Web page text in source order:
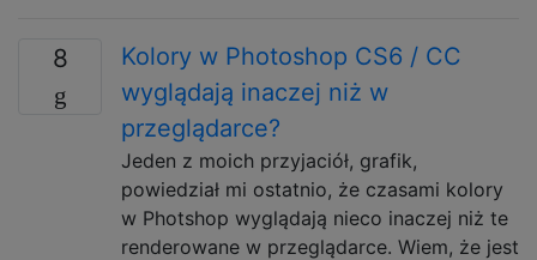
8
Kolory w Photoshop CS6 / CC
wyglądają inaczej niż w
przeglądarce?
Jeden z moich przyjaciół, grafik,
powiedział mi ostatnio, że czasami kolory
w Photshop wyglądają nieco inaczej niż te
renderowane w przeglądarce. Wiem, że jest